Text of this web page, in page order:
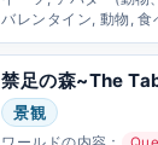
バレンタイン, 動物, 食
禁足の森~The
景観